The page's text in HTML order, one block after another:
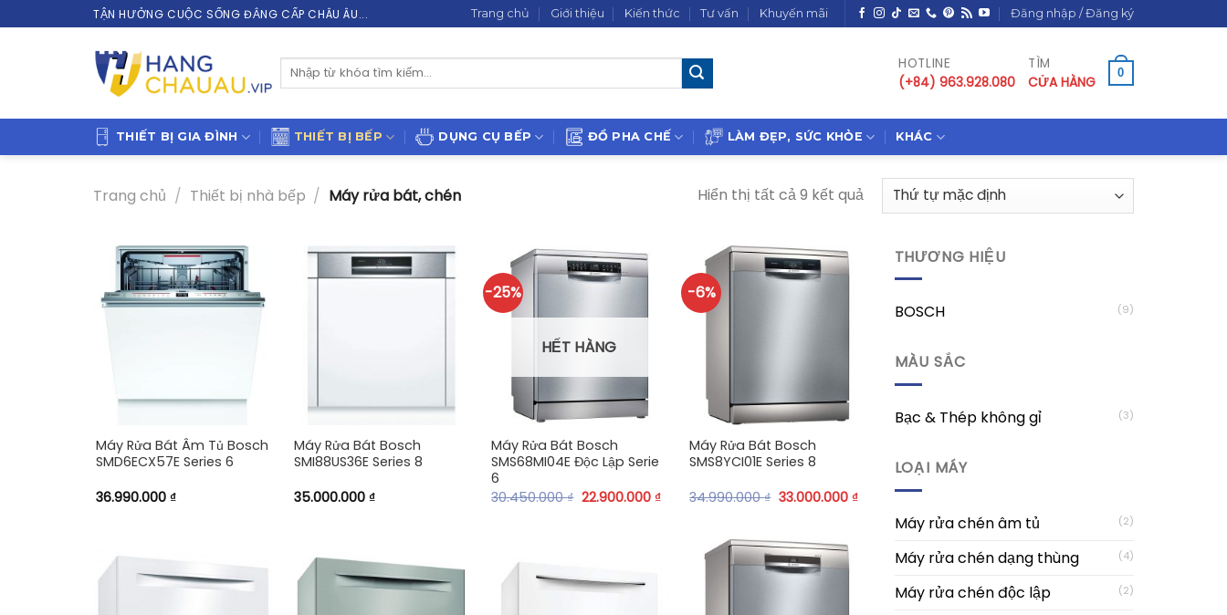
to
TẬN HƯỞNG CUỘC SỐNG ĐẲNG CẤP CHÂU ÂU... Trang chủ Giới thiệu Kiến thức Tư vấn Khuyến mãi Đăng nhập / Đăng ký
Tìm
HOTLINE
(+84) 963.928.080
TÌM
CỬA HÀNG
0
THIẾT BỊ GIA ĐÌNH THIẾT BỊ BẾP DỤNG CỤ BẾP ĐỒ PHA CHẾ LÀM ĐẸP, SỨC KHỎE KHÁC
Trang chủ / Thiết bị nhà bếp / Máy rửa bát, chén Hiển thị tất cả 9 kết quả
+
Máy Rửa Bát Âm Tủ Bosch
SMD6ECX57E Series 6
36.990.000 ₫
+
Máy Rửa Bát Bosch
SMI88US36E Series 8
35.000.000 ₫
-25%
+
HẾT HÀNG
Máy Rửa Bát Bosch
SMS68MI04E Độc Lập Serie
6
30.450.000₫ 22.900.000 ₫
-6%
Máy Rửa Bát Bosch
SMS8YCI01E Series 8
34.990.000₫ 33.000.000 ₫
THƯƠNG HIỆU
BOSCH (9)
MÀU SẮC
Bạc & Thép không gỉ (3)
LOẠI MÁY
Máy rửa chén âm tủ (2)
Máy rửa chén dạng thùng (4)
Máy rửa chén độc lập (2)